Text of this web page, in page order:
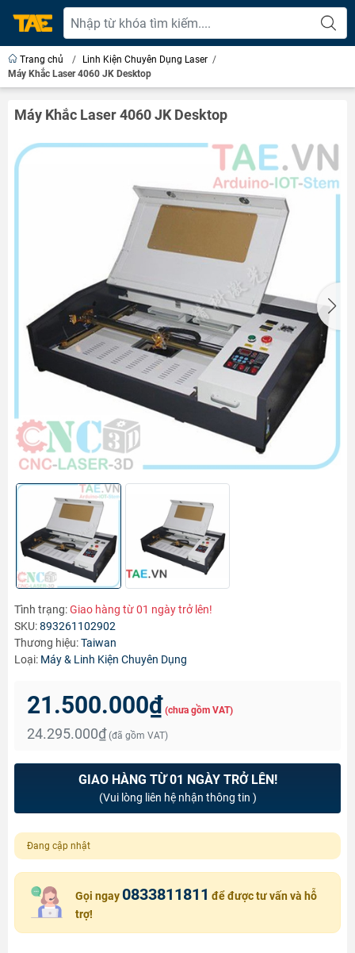
Trang chủ / Linh Kiện Chuyên Dụng Laser /
Máy Khắc Laser 4060 JK Desktop
Máy Khắc Laser 4060 JK Desktop
Tình trạng:Giao hàng từ 01 ngày trở lên!
SKU:893261102902
Thương hiệu:Taiwan
Loại: Máy & Linh Kiện Chuyên Dụng
21.500.000₫ (chưa gồm VAT)
24.295.000₫ (đã gồm VAT)
GIAO HÀNG TỪ 01 NGÀY TRỞ LÊN!
(Vui lòng liên hệ nhận thông tin )
Đang cập nhật
Gọi ngay 0833811811 để được tư vấn và hỗ
trợ!